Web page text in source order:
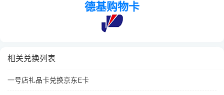
德基购物卡
相关兑换列表
一号店礼品卡兑换京东E卡